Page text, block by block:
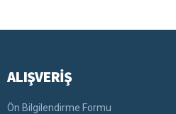
ALIŞVERİŞ
Ön Bilgilendirme Formu